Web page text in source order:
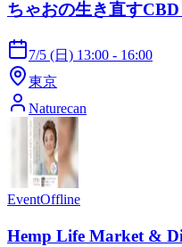
ちゃおの生き直す
7/5 (日) 13:00 - 16:00
東京
Naturecan
EventOffline
Hemp Life Market &